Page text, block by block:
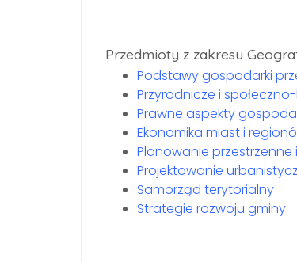
Przedmioty z zakresu
Podstawy gospodarki
Przyrodnicze i
Prawne aspekty
Ekonomika miast i
Planowanie
Projektowanie
Samorząd terytorialny
Strategie rozwoju gminy